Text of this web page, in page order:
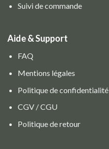
Suivi de commande
Aide & Support
FAQ
Mentions légales
Politique de confidentialité
CGV / CGU
Politique de retour